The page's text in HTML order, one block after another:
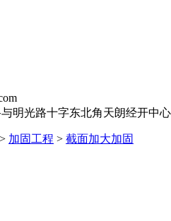
明光路十字东北角天朗经开中
> 加固工程 > 截面加大加固